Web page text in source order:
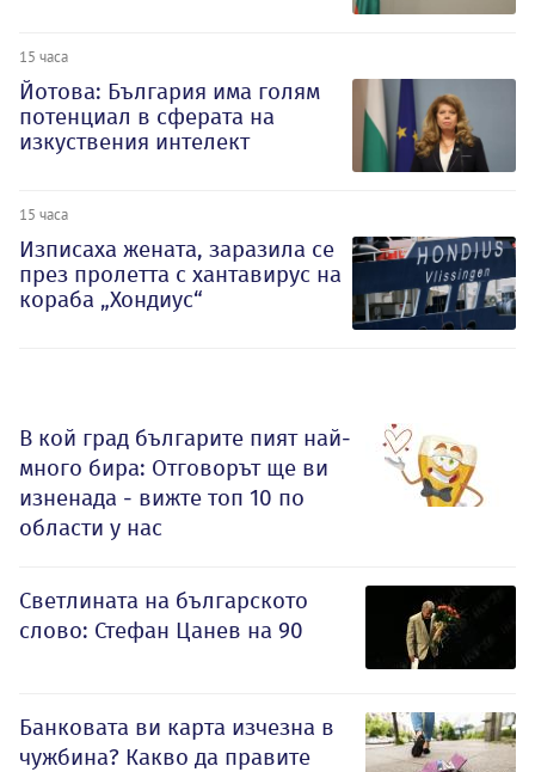
15 часа
Йотова: България има голям
потенциал в сферата на
изкуствения интелект
15 часа
Изписаха жената, заразила се
през пролетта с хантавирус на
кораба „Хондиус“
В кой град българите пият най-
много бира: Отговорът ще ви
изненада - вижте топ 10 по
области у нас
Светлината на българското
слово: Стефан Цанев на 90
Банковата ви карта изчезна в
чужбина? Какво да правите